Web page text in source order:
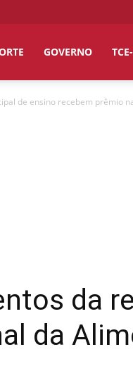
GOVERNO
de ensino recebem prêmio
da
da